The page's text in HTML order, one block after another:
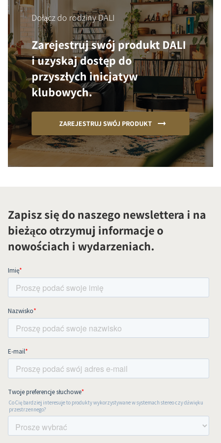
Dołącz do rodziny DALI
Zarejestruj swój produkt DALI
i uzyskaj dostęp do
przyszłych inicjatyw
klubowych.
ZAREJESTRUJ SWÓJ PRODUKT
Zapisz się do naszego newslettera i na
bieżąco otrzymuj informacje o
nowościach i wydarzeniach.